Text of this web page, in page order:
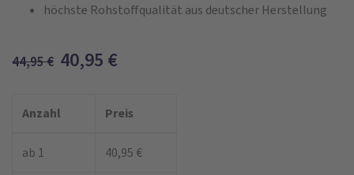
höchste Rohstoffqualität aus deutscher Herstellung
44,95€ 40,95 €
Anzahl Preis
ab 1 40,95 €